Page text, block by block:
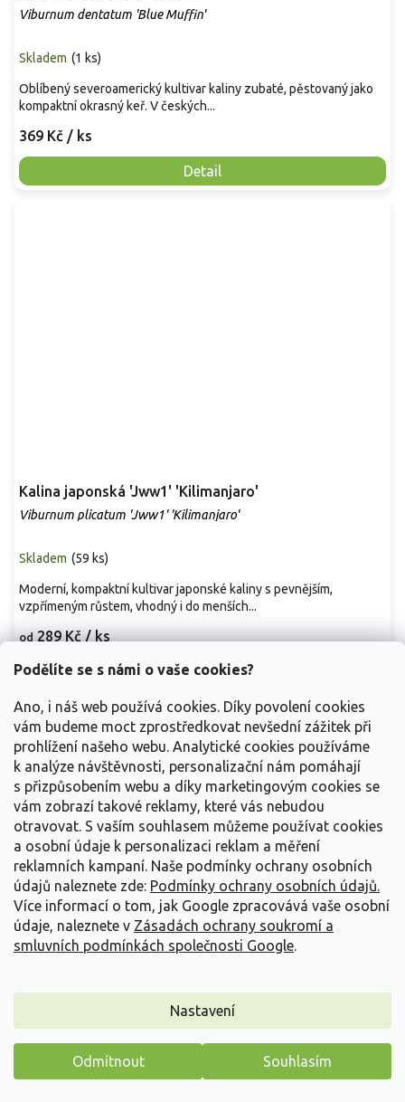
Podělíte se s námi o vaše cookies?
Ano, i náš web používá cookies. Díky povolení cookies
vám budeme moct zprostředkovat nevšední zážitek při
prohlížení našeho webu. Analytické cookies používáme
k analýze návštěvnosti, personalizační nám pomáhají
s přizpůsobením webu a díky marketingovým cookies se
vám zobrazí takové reklamy, které vás nebudou
otravovat. S vaším souhlasem můžeme používat cookies
a osobní údaje k personalizaci reklam a měření
reklamních kampaní. Naše podmínky ochrany osobních
údajů naleznete zde: Podmínky ochrany osobních údajů.
Více informací o tom, jak Google zpracovává vaše osobní
údaje, naleznete v Zásadách ochrany soukromí a
smluvních podmínkách společnosti Google.
Nastavení
Odmítnout Souhlasím
Viburnum dentatum 'Blue Muffin'
Skladem (1 ks)
369 Kč / ks
Detail
Oblíbený severoamerický kultivar kaliny zubaté, pěstovaný jako
kompaktní okrasný keř. V českých...
Kalina japonská 'Jww1' 'Kilimanjaro'
Viburnum plicatum 'Jww1' 'Kilimanjaro'
Skladem (59 ks)
od289 Kč/ ks
Detail
Moderní, kompaktní kultivar japonské kaliny s pevnějším,
vzpřímeným růstem, vhodný i do menších...
Novinka
Kalina bodnanská 'Dawn'
Viburnum x bodnantense 'Dawn'
PŘEDOBJEDNÁVKA PODZIM 2026
Máme pro vás malý dárek